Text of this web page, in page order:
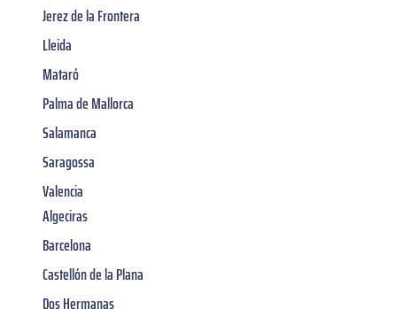
Jerez de la Frontera
Lleida
Mataró
Palma de Mallorca
Salamanca
Saragossa
Valencia
Algeciras
Barcelona
Castellón de la Plana
Dos Hermanas